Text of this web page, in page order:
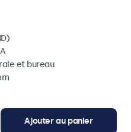
et bureau
Ajouter au panier